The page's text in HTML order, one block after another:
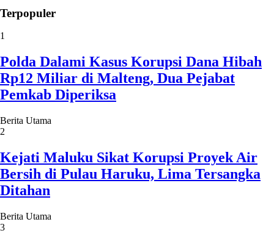
Terpopuler
1
Polda Dalami Kasus Korupsi Dana Hibah
Rp12 Miliar di Malteng, Dua Pejabat
Pemkab Diperiksa
Berita Utama
2
Kejati Maluku Sikat Korupsi Proyek Air
Bersih di Pulau Haruku, Lima Tersangka
Ditahan
Berita Utama
3